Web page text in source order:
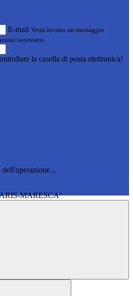
E-mail Verrà inviato un messaggio
necessarie.
la casella di posta elettronica!